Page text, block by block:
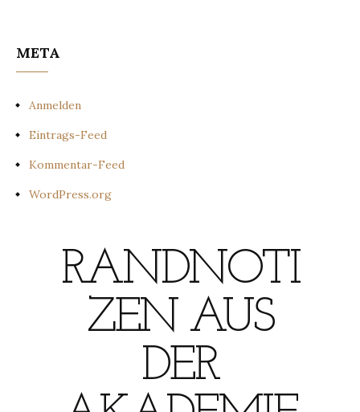
META
Anmelden
Eintrags-Feed
Kommentar-Feed
WordPress.org
RANDNOTI
ZEN AUS
DER